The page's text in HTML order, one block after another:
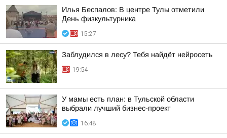
Илья Беспалов: В центре Тулы отметили
День физкультурника
15:27
Заблудился в лесу? Тебя найдёт нейросеть
19:54
У мамы есть план: в Тульской области
выбрали лучший бизнес-проект
16:48